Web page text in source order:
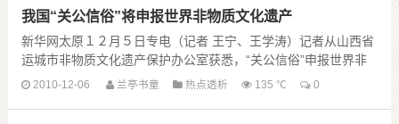
我国“关公信俗”将申报世界非物质文化遗产
新华网太原１２月５日专电（记者 王宁、王学涛）记者从山西省
运城市非物质文化遗产保护办公室获悉，“关公信俗”申报世界非
遗工作目前已经进入冲刺阶段，中英文的申报表初......
2010-12-06 兰亭书童 热点透析 135 ℃ 0